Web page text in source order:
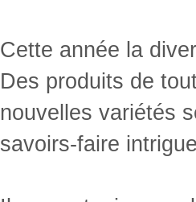
Cette année la
Des produits de
nouvelles variétés
savoirs-faire